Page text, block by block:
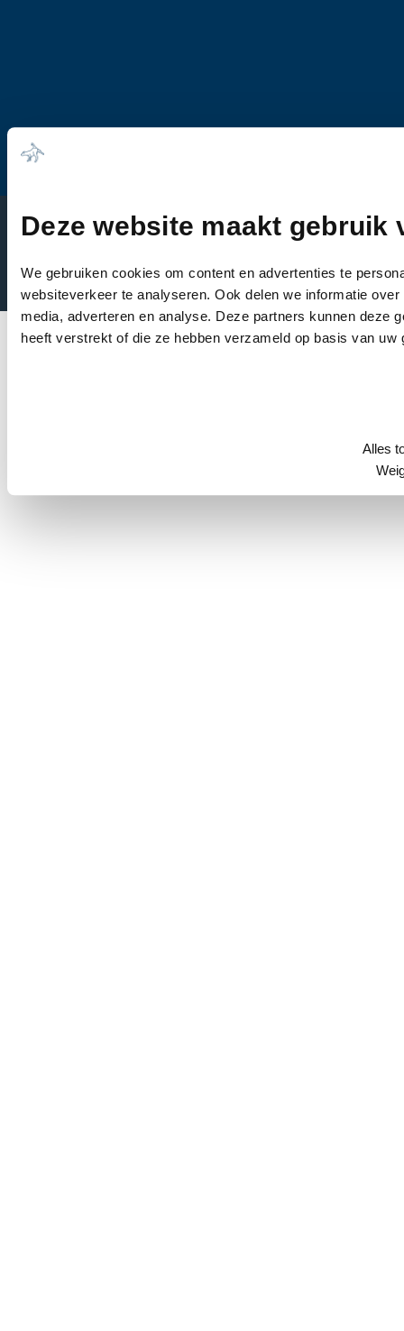
Deze website maakt gebruik
We gebruiken cookies om content en advertenties te
websiteverkeer te analyseren. Ook delen we informatie
media, adverteren en analyse. Deze partners kunnen deze
heeft verstrekt of die ze hebben verzameld op basis van
Alles
© 2026 Dierenkliniek Tiel-Drumpt
Disclaimer